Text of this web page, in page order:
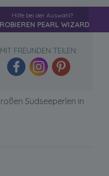
Hilfe bei der Auswahl?
PEARL WIZARD
MIT FREUNDEN TEILEN:
Südseeperlen in